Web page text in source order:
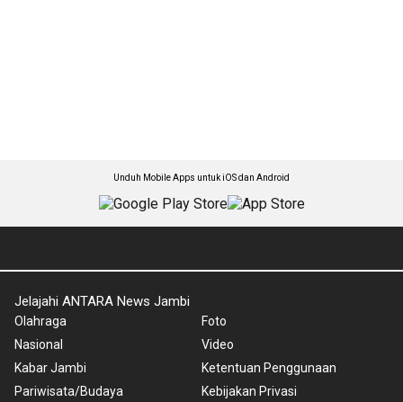
Unduh Mobile Apps untuk iOS dan Android
Jelajahi ANTARA News Jambi
Olahraga
Nasional
Kabar Jambi
Pariwisata/Budaya
Foto
Video
Ketentuan Penggunaan
Kebijakan Privasi